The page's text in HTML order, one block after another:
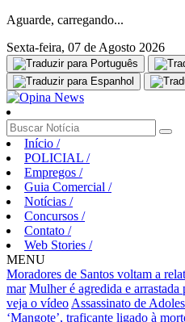
Aguarde, carregando...
Sexta-feira, 07 de Agosto 2026
Início /
POLICIAL /
Empregos /
Guia Comercial /
Notícias /
Concursos /
Contato /
Web Stories /
MENU
Moradores de Santos voltam a
mar Mulher é agredida e
veja o vídeo Assassinato de
‘Mangote’, traficante ligado à